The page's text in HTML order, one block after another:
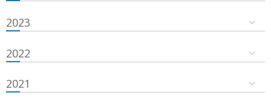
2023
2022
2021